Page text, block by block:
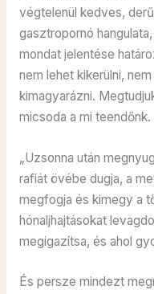
végtelenül kedves,
gasztropornó
mondat jelentése
nem lehet kikerülni,
kimagyarázni.
micsoda a mi
„Uzsonna után
rafiát övébe dugja, a
megfogja és kimegy a
hónaljhajtásokat
megigazítsa, és ahol
És persze mindezt